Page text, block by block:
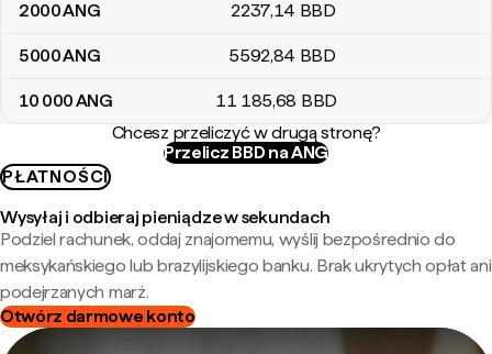
2000ANG 2237,14 BBD
5000ANG 5592,84 BBD
10 000ANG 11 185,68 BBD
Chcesz przeliczyć w drugą stronę?
Przelicz BBD na ANG
PŁATNOŚCI
Wysyłaj i odbieraj pieniądze w sekundach
Podziel rachunek, oddaj znajomemu, wyślij bezpośrednio do
meksykańskiego lub brazylijskiego banku. Brak ukrytych opłat ani
podejrzanych marż.
Otwórz darmowe konto